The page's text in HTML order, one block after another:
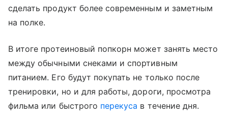
сделать продукт более современным и заметным
на полке.
В итоге протеиновый попкорн может занять место
между обычными снеками и спортивным
питанием. Его будут покупать не только после
тренировки, но и для работы, дороги, просмотра
фильма или быстрого перекуса в течение дня.